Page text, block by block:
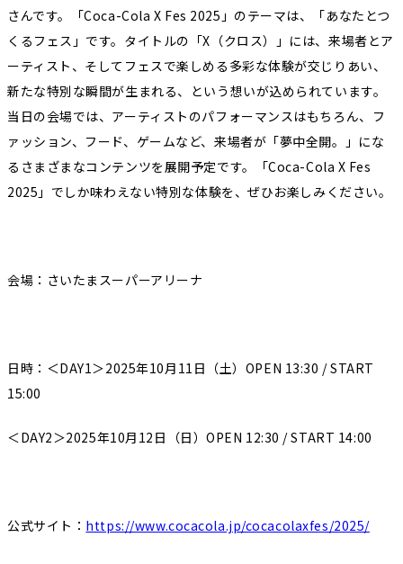
さんです。「Coca-Cola X Fes 2025」のテーマは、「あなたとつ
くるフェス」です。タイトルの「X（クロス）」には、来場者とア
ーティスト、そしてフェスで楽しめる多彩な体験が交じりあい、
新たな特別な瞬間が生まれる、という想いが込められています。
当日の会場では、アーティストのパフォーマンスはもちろん、フ
ァッション、フード、ゲームなど、来場者が「夢中全開。」にな
るさまざまなコンテンツを展開予定です。「Coca-Cola X Fes
2025」でしか味わえない特別な体験を、ぜひお楽しみください。
会場：さいたまスーパーアリーナ
日時：＜DAY1＞2025年10月11日（土）OPEN 13:30 / START
15:00
＜DAY2＞2025年10月12日（日）OPEN 12:30 / START 14:00
公式サイト： https://www.cocacola.jp/cocacolaxfes/2025/